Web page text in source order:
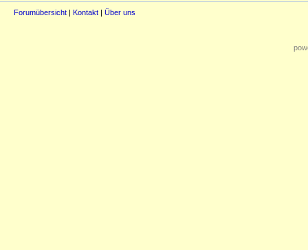
Forumübersicht | Kontakt | Über uns